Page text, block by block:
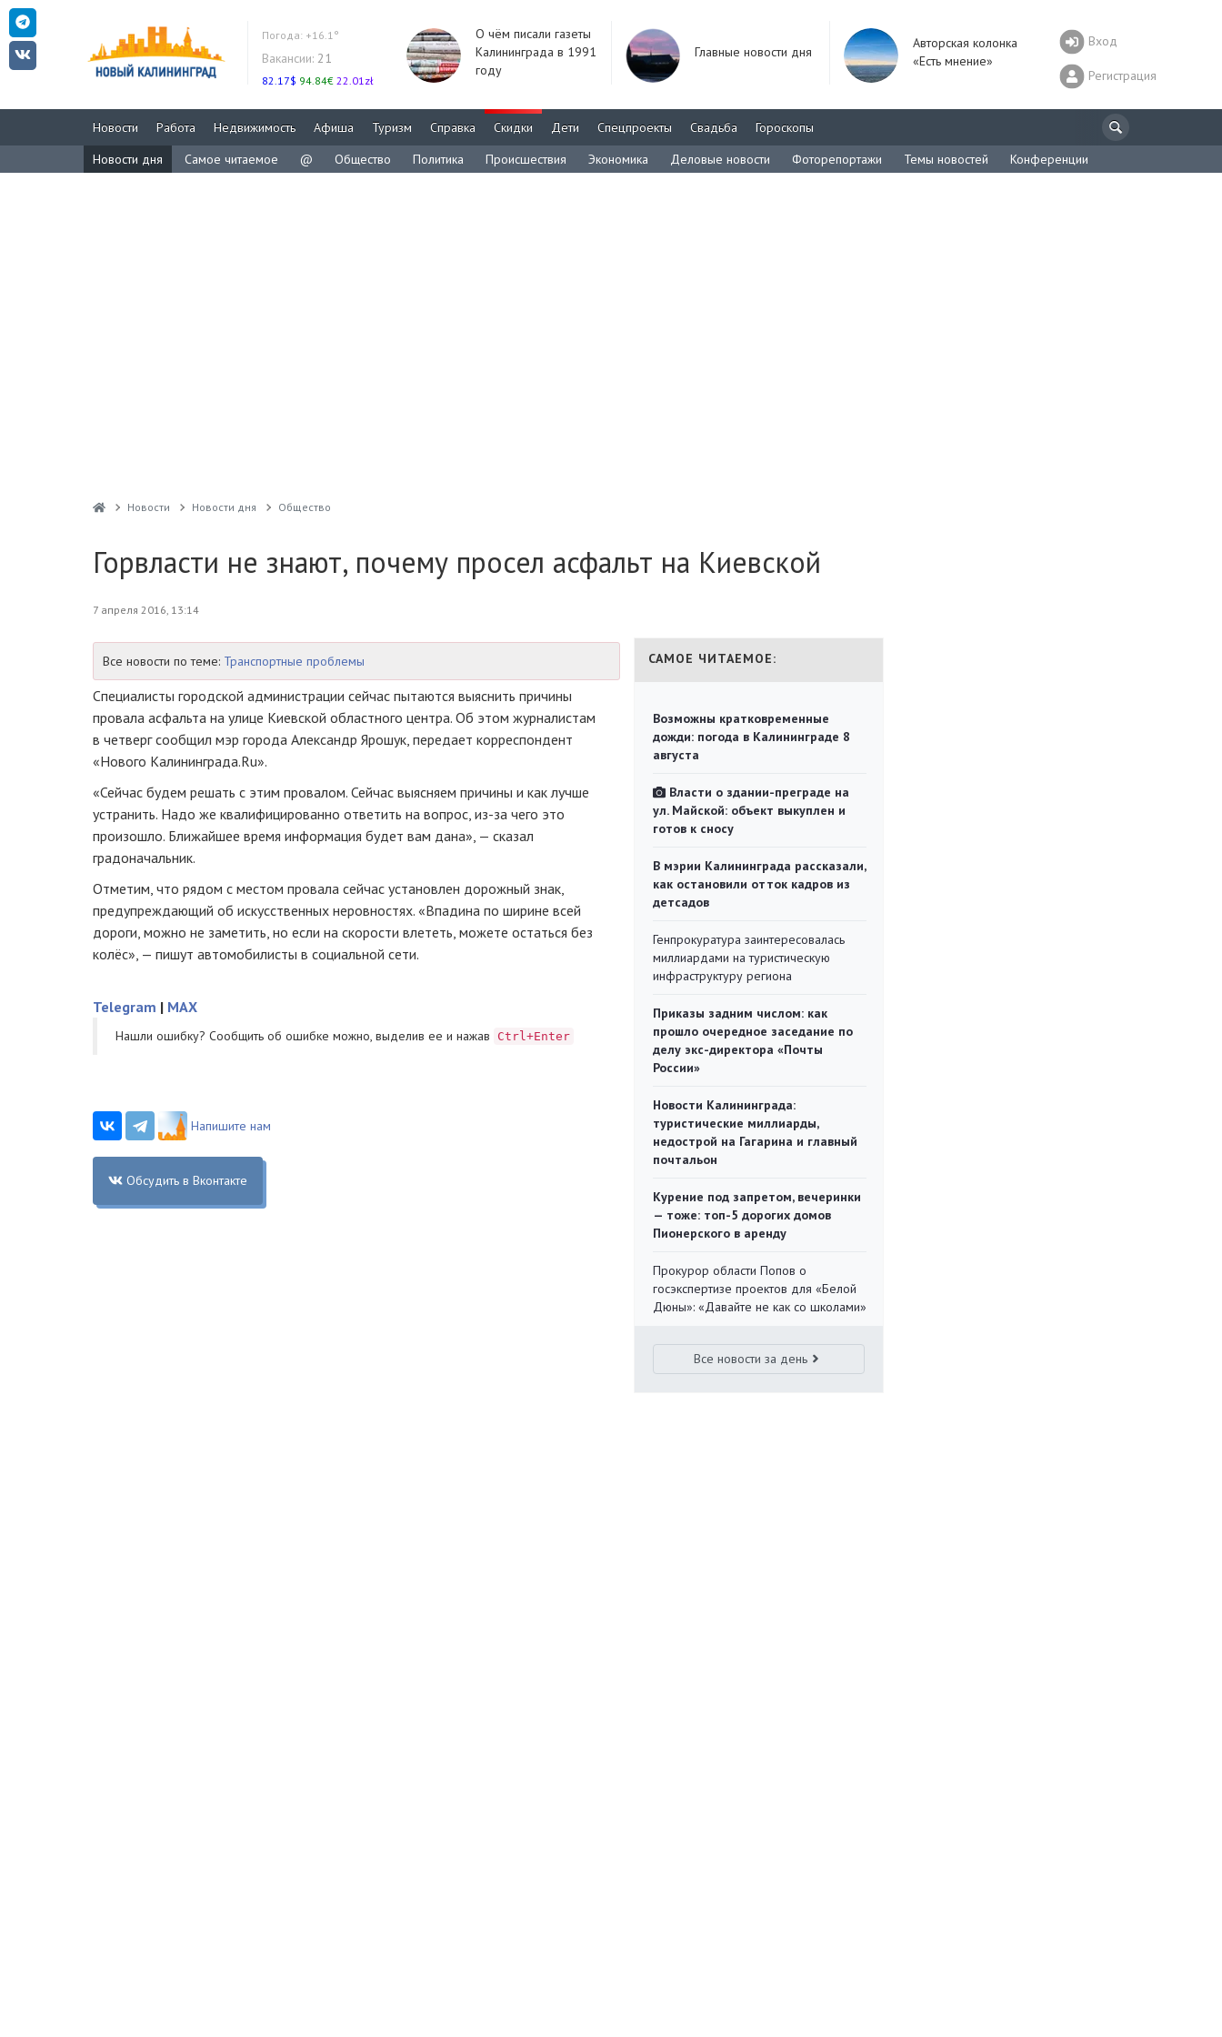
Погода: +16.1°
Вакансии: 21
82.17$ 94.84€ 22.01zł
О чём писали газеты
Калининграда в 1991
году
Главные новости дня
Авторская колонка
«Есть мнение»
Вход
Регистрация
Новости Работа Недвижимость Афиша Туризм Справка Скидки Дети Спецпроекты Свадьба
Гороскопы
Новости дня
Самое читаемое @ Общество Политика Происшествия Экономика Деловые новости Фоторепортажи Темы новостей Конференции
Новости Новости дня Общество
Горвласти не знают, почему просел асфальт на Киевской
7 апреля 2016, 13:14
Все новости по теме: Транспортные проблемы
Специалисты городской администрации сейчас пытаются выяснить причины
провала асфальта на улице Киевской областного центра. Об этом журналистам
в четверг сообщил мэр города Александр Ярошук, передает корреспондент
«Нового Калининграда.Ru».
«Сейчас будем решать с этим провалом. Сейчас выясняем причины и как лучше
устранить. Надо же квалифицированно ответить на вопрос, из-за чего это
произошло. Ближайшее время информация будет вам дана», — сказал
градоначальник.
Отметим, что рядом с местом провала сейчас установлен дорожный знак,
предупреждающий об искусственных неровностях. «Впадина по ширине всей
дороги, можно не заметить, но если на скорости влететь, можете остаться без
колёс», — пишут автомобилисты в социальной сети.
Telegram | MAX
Нашли ошибку? Cообщить об ошибке можно, выделив ее и нажав Ctrl+Enter
Напишите нам
Обсудить в Вконтакте
САМОЕ ЧИТАЕМОЕ:
Возможны кратковременные
дожди: погода в Калининграде 8
августа
Власти о здании-преграде на
ул. Майской: объект выкуплен и
готов к сносу
В мэрии Калининграда рассказали,
как остановили отток кадров из
детсадов
Генпрокуратура заинтересовалась
миллиардами на туристическую
инфраструктуру региона
Приказы задним числом: как
прошло очередное заседание по
делу экс-директора «Почты
России»
Новости Калининграда:
туристические миллиарды,
недострой на Гагарина и главный
почтальон
Курение под запретом, вечеринки
— тоже: топ-5 дорогих домов
Пионерского в аренду
Прокурор области Попов о
госэкспертизе проектов для «Белой
Дюны»: «Давайте не как со школами»
Все новости за день